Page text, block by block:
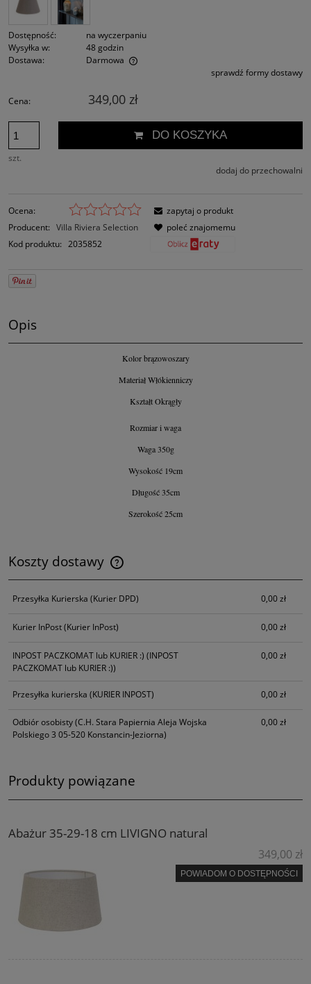
Dostępność:
na wyczerpaniu
Wysyłka w:
48 godzin
Dostawa:
Darmowa
Cena nie zawiera ewentualnych kosztów płatnościsprawdź formy dostawy
Cena: 349,00 zł
szt.
DO KOSZYKA
dodaj do przechowalni
Ocena:
Producent: Villa Riviera Selection
Kod produktu: 2035852
zapytaj o produkt
poleć znajomemu
Opis
Kolor brązowoszary
Materiał Włókienniczy
Kształt Okrągły
Rozmiar i waga
Waga 350g
Wysokość 19cm
Długość 35cm
Szerokość 25cm
Koszty dostawy
Cena nie zawiera ewentualnych kosztów płatności
Przesyłka Kurierska (Kurier DPD) 0,00 zł
Kurier InPost(Kurier InPost) 0,00 zł
INPOST PACZKOMAT lub KURIER :) (INPOST
PACZKOMAT lub KURIER :))
0,00 zł
Przesyłka kurierska (KURIER INPOST) 0,00 zł
Odbiór osobisty(C.H. Stara Papiernia Aleja Wojska
Polskiego 3 05-520 Konstancin-Jeziorna)
0,00 zł
Produkty powiązane
Abażur 35-29-18 cm LIVIGNO natural
349,00 zł
POWIADOM O DOSTĘPNOŚCI